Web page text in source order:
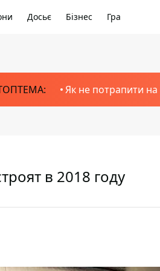
Досьє Бізнес Гра
Як не потрапити на
в 2018 году